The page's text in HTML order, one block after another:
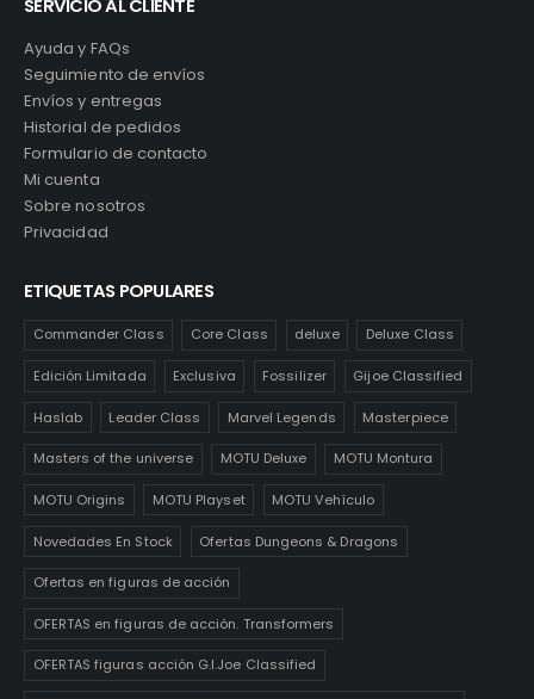
SERVICIO AL CLIENTE
Ayuda y FAQs
Seguimiento de envíos
Envíos y entregas
Historial de pedidos
Formulario de contacto
Mi cuenta
Sobre nosotros
Privacidad
ETIQUETAS POPULARES
Commander Class Core Class deluxe Deluxe Class
Edición Limitada Exclusiva Fossilizer Gijoe Classified
Haslab Leader Class Marvel Legends Masterpiece
Masters of the universe MOTU Deluxe MOTU Montura
MOTU Origins MOTU Playset MOTU Vehículo
Novedades En Stock Ofertas Dungeons & Dragons
Ofertas en figuras de acción
OFERTAS en figuras de acción. Transformers
OFERTAS figuras acción G.I.Joe Classified